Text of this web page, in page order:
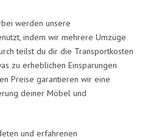
werden unsere
indem wir mehrere Umzüge
teilst du dir die Transportkosten
zu erheblichen Einsparungen
Preise garantieren wir eine
deiner Möbel und
und erfahrenen